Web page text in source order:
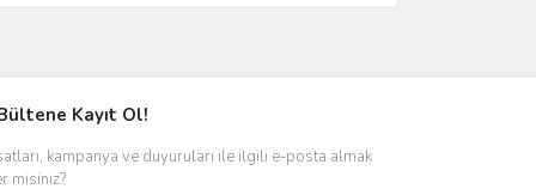
Kayıt Ol!
kampanya ve duyuruları ile ilgili e-posta almak
misiniz?